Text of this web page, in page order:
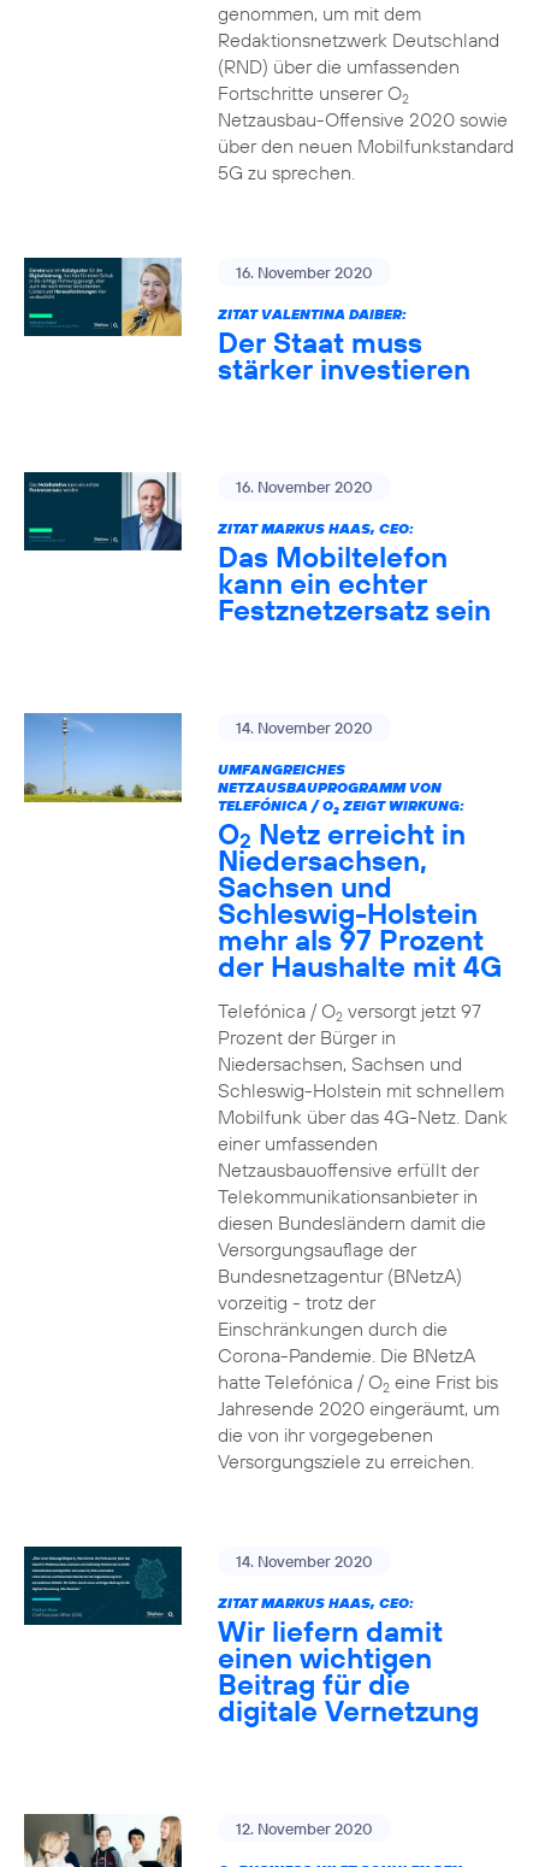
genommen, um mit dem
Redaktionsnetzwerk Deutschland
(RND) über die umfassenden
Fortschritte unserer O2
Netzausbau-Offensive 2020 sowie
über den neuen Mobilfunkstandard
5G zu sprechen.
16. November 2020
ZITAT VALENTINA DAIBER:
Der Staat muss
stärker investieren
16. November 2020
ZITAT MARKUS HAAS, CEO:
Das Mobiltelefon
kann ein echter
Festznetzersatz sein
14. November 2020
UMFANGREICHES
NETZAUSBAUPROGRAMM VON
TELEFÓNICA / O2ZEIGT WIRKUNG:
O2 Netz erreicht in
Niedersachsen,
Sachsen und
Schleswig-Holstein
mehr als 97 Prozent
der Haushalte mit 4G
Telefónica / O2versorgt jetzt 97
Prozent der Bürger in
Niedersachsen, Sachsen und
Schleswig-Holstein mit schnellem
Mobilfunk über das 4G-Netz. Dank
einer umfassenden
Netzausbauoffensive erfüllt der
Telekommunikationsanbieter in
diesen Bundesländern damit die
Versorgungsauflage der
Bundesnetzagentur (BNetzA)
vorzeitig - trotz der
Einschränkungen durch die
Corona-Pandemie. Die BNetzA
hatte Telefónica / O2eine Frist bis
Jahresende 2020 eingeräumt, um
die von ihr vorgegebenen
Versorgungsziele zu erreichen.
14. November 2020
ZITAT MARKUS HAAS, CEO:
Wir liefern damit
einen wichtigen
Beitrag für die
digitale Vernetzung
12. November 2020